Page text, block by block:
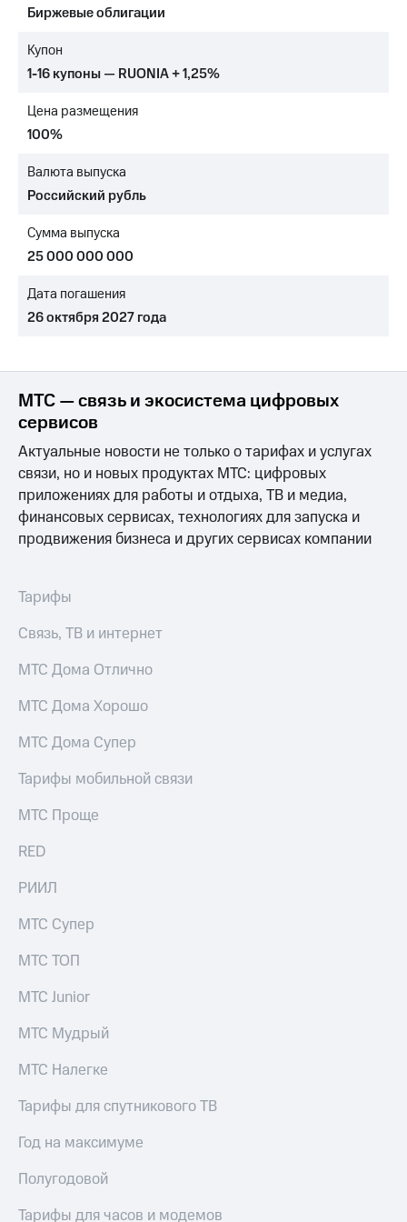
Достижения
Интервью
отчетность
Контакты
Новости
в
и акционерам
Корпоративное
Корпоративный
секретарь
Раскрытие
информации
Информация
акционерам
Документы
ПАО
"МТС"
Собрания
акционеров
капитал
и
Рынок
Описание
Программа
Порядок
выкупа
Описание
Уведомление
погашении
облигаций
Реквизиты
Контакты
развитие
На главную
Биржевые облигации
Купон
1-16 купоны — RUONIA + 1,25%
Цена размещения
100%
Валюта выпуска
Российский рубль
Сумма выпуска
25 000 000 000
Дата погашения
26 октября 2027 года
МТС — связь и экосистема цифровых
сервисов
Актуальные новости не только о тарифах и услугах
связи, но и новых продуктах МТС: цифровых
приложениях для работы и отдыха, ТВ и медиа,
финансовых сервисах, технологиях для запуска и
продвижения бизнеса и других сервисах компании
Тарифы
Связь, ТВ и интернет
МТС Дома Отлично
МТС Дома Хорошо
МТС Дома Супер
Тарифы мобильной связи
МТС Проще
RED
РИИЛ
МТС Супер
МТС ТОП
МТС Junior
МТС Мудрый
МТС Налегке
Тарифы для спутникового ТВ
Год на максимуме
Полугодовой
Тарифы для часов и модемов